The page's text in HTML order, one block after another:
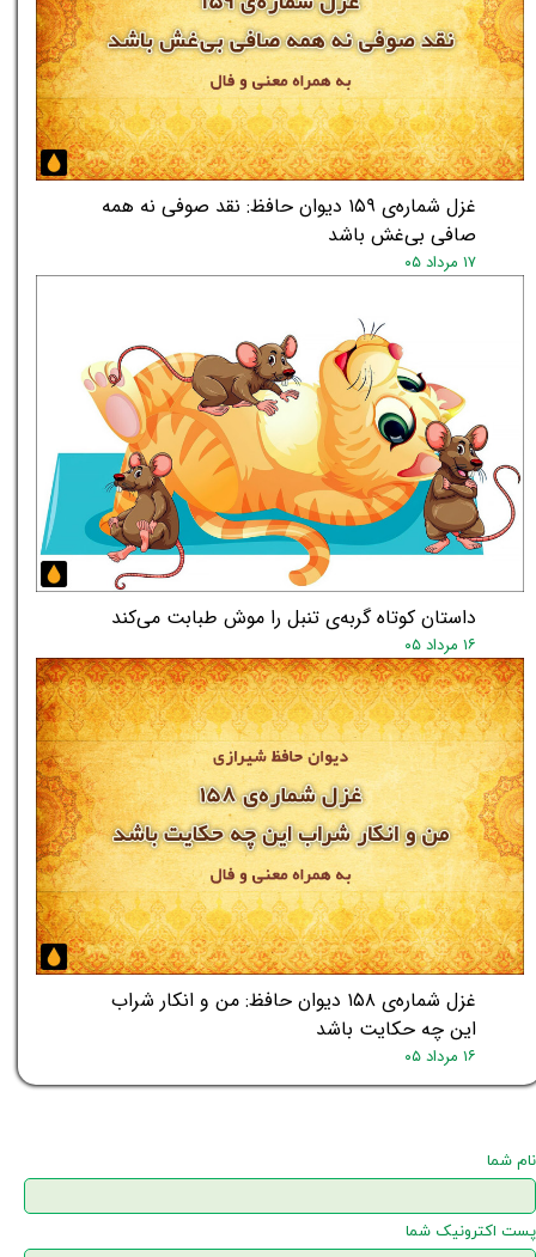
★
غزل شماره‌ی ۱۵۹ دیوان حافظ: نقد صوفی نه همه
صافی بی‌غش باشد
۱۷ مرداد ۰۵
داستان کوتاه گربه‌ی تنبل را موش طبابت می‌کند
۱۶ مرداد ۰۵
غزل شماره‌ی ۱۵۸ دیوان حافظ: من و انکار شراب
این چه حکایت باشد
۱۶ مرداد ۰۵
نام شما
پست اکترونیک شما